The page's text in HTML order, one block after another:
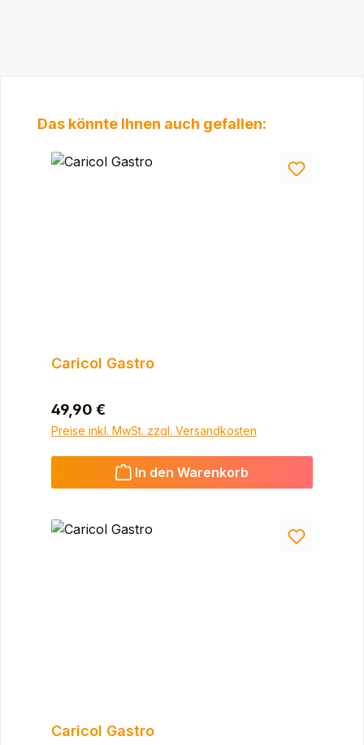
Produktgalerie überspringen
Das könnte Ihnen auch gefallen:
Caricol Gastro
Regulärer Preis:
49,90 €
Preise inkl. MwSt. zzgl. Versandkosten
In den Warenkorb
Caricol Gastro